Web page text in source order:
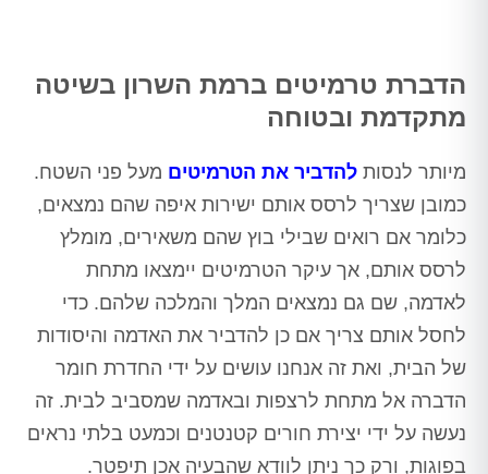
הדברת טרמיטים ברמת השרון בשיטה
מתקדמת ובטוחה
מיותר לנסות להדביר את הטרמיטים מעל פני השטח.
כמובן שצריך לרסס אותם ישירות איפה שהם נמצאים,
כלומר אם רואים שבילי בוץ שהם משאירים, מומלץ
לרסס אותם, אך עיקר הטרמיטים יימצאו מתחת
לאדמה, שם גם נמצאים המלך והמלכה שלהם. כדי
לחסל אותם צריך אם כן להדביר את האדמה והיסודות
של הבית, ואת זה אנחנו עושים על ידי החדרת חומר
הדברה אל מתחת לרצפות ובאדמה שמסביב לבית. זה
נעשה על ידי יצירת חורים קטנטנים וכמעט בלתי נראים
בפוגות, ורק כך ניתן לוודא שהבעיה אכן תיפטר.